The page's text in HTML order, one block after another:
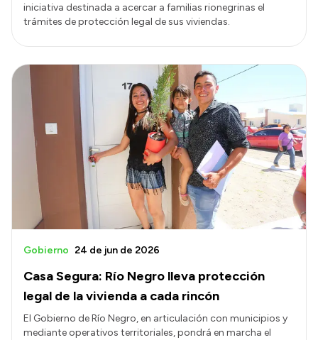
iniciativa destinada a acercar a familias rionegrinas el
trámites de protección legal de sus viviendas.
Casa Segura: Río Negro lleva protección
legal de la vivienda a cada rincón
Gobierno 24 de jun de 2026
El Gobierno de Río Negro, en articulación con municipios y
mediante operativos territoriales, pondrá en marcha el